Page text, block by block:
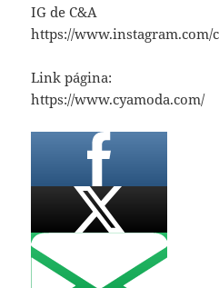
IG de C&A
https://www.instagram.com/
Link página:
https://www.cyamoda.com/